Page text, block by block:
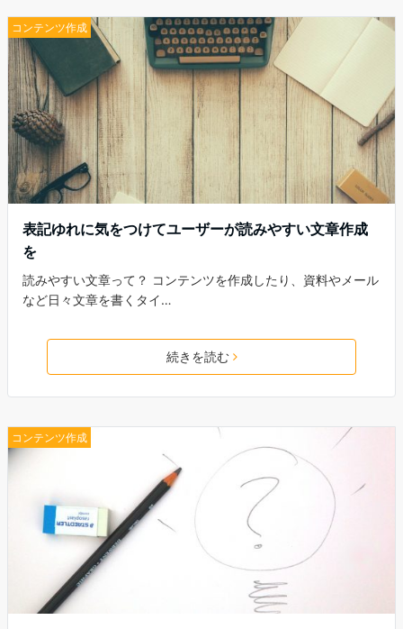
コンテンツ作成
表記ゆれに気をつけてユーザーが読みやすい文章作成
を
読みやすい文章って？ コンテンツを作成したり、資料やメール
など日々文章を書くタイ…
続きを読む
コンテンツ作成